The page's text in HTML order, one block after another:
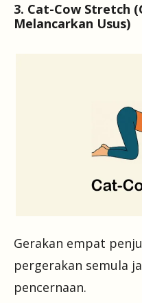
3. Cat-Cow Stretch
Melancarkan Usus)
Gerakan empat
pergerakan semula
pencernaan.